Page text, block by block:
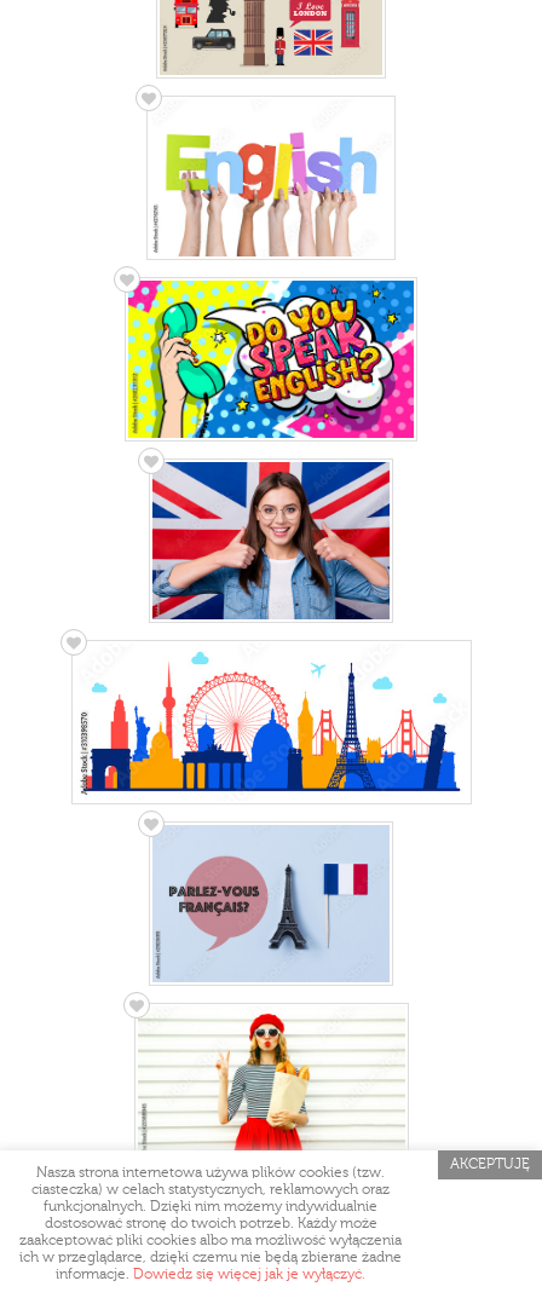
Nasza strona internetowa używa plików cookies (tzw.
ciasteczka) w celach statystycznych, reklamowych oraz
funkcjonalnych. Dzięki nim możemy indywidualnie
dostosować stronę do twoich potrzeb. Każdy może
zaakceptować pliki cookies albo ma możliwość wyłączenia
ich w przeglądarce, dzięki czemu nie będą zbierane żadne
informacje. Dowiedz się więcej jak je wyłączyć.
AKCEPTUJĘ